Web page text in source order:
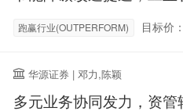
跑赢行业(OUTPERFORM) 目标价
华源证券 | 邓力,陈颖
多元业务协同发力，资